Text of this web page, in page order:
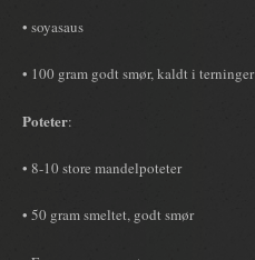
• soyasaus
• 100 gram godt smør, kaldt i terninger
Poteter:
• 8-10 store mandelpoteter
• 50 gram smeltet, godt smør